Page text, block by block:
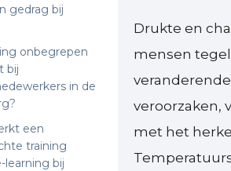
gedrag bij
onbegrepen
bij
in de
een
training
learning bij
Drukte en
mensen
veroorzaken,
met het